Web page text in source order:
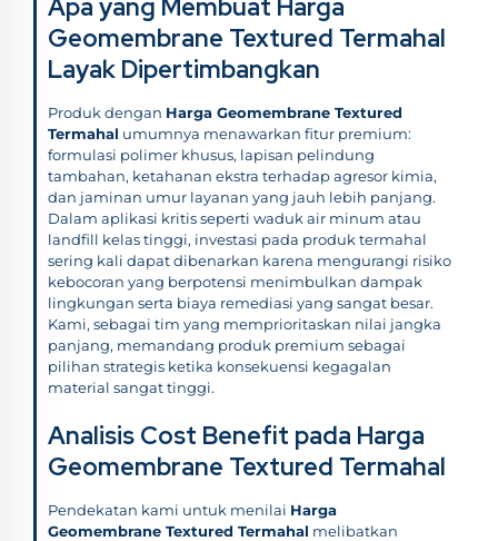
Apa yang Membuat Harga
Geomembrane Textured Termahal
Layak Dipertimbangkan
Produk dengan Harga Geomembrane Textured
Termahal umumnya menawarkan fitur premium:
formulasi polimer khusus, lapisan pelindung
tambahan, ketahanan ekstra terhadap agresor kimia,
dan jaminan umur layanan yang jauh lebih panjang.
Dalam aplikasi kritis seperti waduk air minum atau
landfill kelas tinggi, investasi pada produk termahal
sering kali dapat dibenarkan karena mengurangi risiko
kebocoran yang berpotensi menimbulkan dampak
lingkungan serta biaya remediasi yang sangat besar.
Kami, sebagai tim yang memprioritaskan nilai jangka
panjang, memandang produk premium sebagai
pilihan strategis ketika konsekuensi kegagalan
material sangat tinggi.
Analisis Cost Benefit pada Harga
Geomembrane Textured Termahal
Pendekatan kami untuk menilai Harga
Geomembrane Textured Termahal melibatkan